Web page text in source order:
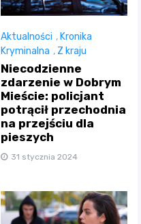
Aktualności , Kronika
Kryminalna , Z kraju
Niecodzienne
zdarzenie w Dobrym
Mieście: policjant
potrącił przechodnia
na przejściu dla
pieszych
31 stycznia 2024